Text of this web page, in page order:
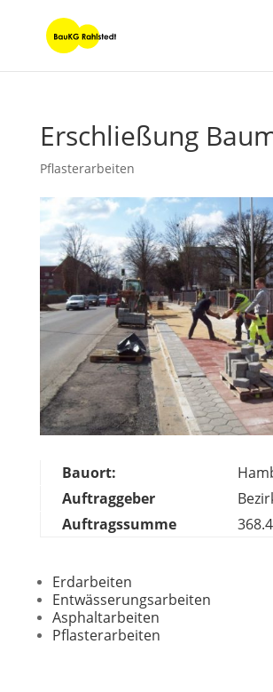
Erschließung
Pflasterarbeiten
Bauort:
Auftraggeber
Auftragssumme
Erdarbeiten
Entwässerungsarbeiten
Asphaltarbeiten
Pflasterarbeiten